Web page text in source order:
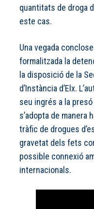
quantitats de droga
este cas.
Una vegada
formalitzada la
la disposició de la
d’Instància d’Elx.
seu ingrés a la
s’adopta de manera
tràfic de drogues
gravetat dels fets
possible connexió
internacionals.